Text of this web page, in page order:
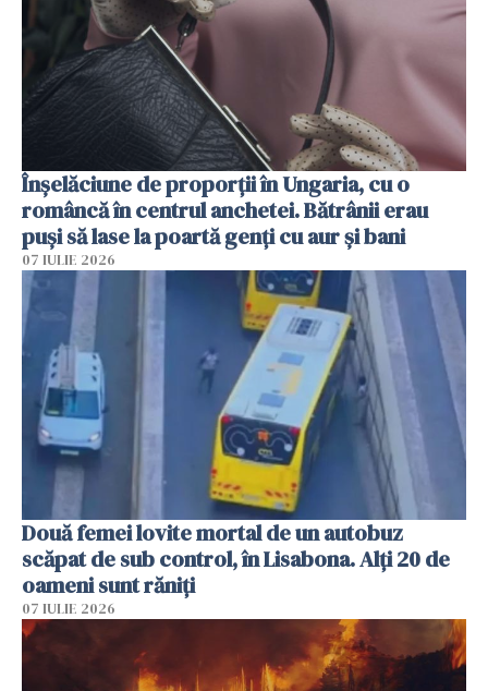
Înșelăciune de proporții în Ungaria, cu o
româncă în centrul anchetei. Bătrânii erau
puși să lase la poartă genți cu aur și bani
07 IULIE 2026
Două femei lovite mortal de un autobuz
scăpat de sub control, în Lisabona. Alți 20 de
oameni sunt răniți
07 IULIE 2026